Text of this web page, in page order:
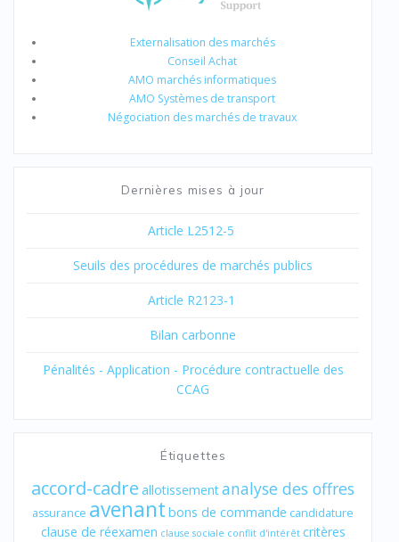
Externalisation des marchés
Conseil Achat
AMO marchés informatiques
AMO Systèmes de transport
Négociation des marchés de travaux
Dernières mises à jour
Article L2512-5
Seuils des procédures de marchés publics
Article R2123-1
Bilan carbonne
Pénalités - Application - Procédure contractuelle des
CCAG
Étiquettes
accord-cadre allotissementanalyse des offres
assurance avenant bons de commande candidature
clause de réexamen clause sociale conflit d'intérêt critères